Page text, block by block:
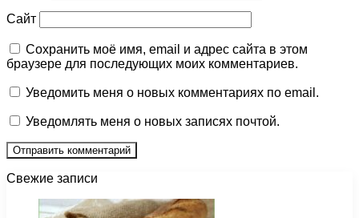
Сайт
Сохранить моё имя, email и адрес сайта в этом
браузере для последующих моих комментариев.
Уведомить меня о новых комментариях по email.
Уведомлять меня о новых записях почтой.
Свежие записи